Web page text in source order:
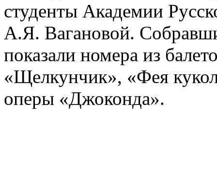
студенты Академии
А.Я. Вагановой.
показали номера из
«Щелкунчик», «Фея
оперы «Джоконда».